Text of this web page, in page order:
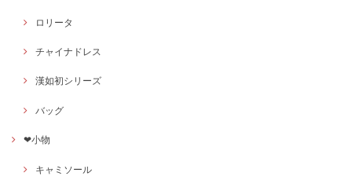
ロリータ
チャイナドレス
漢如初シリーズ
バッグ
❤小物
キャミソール